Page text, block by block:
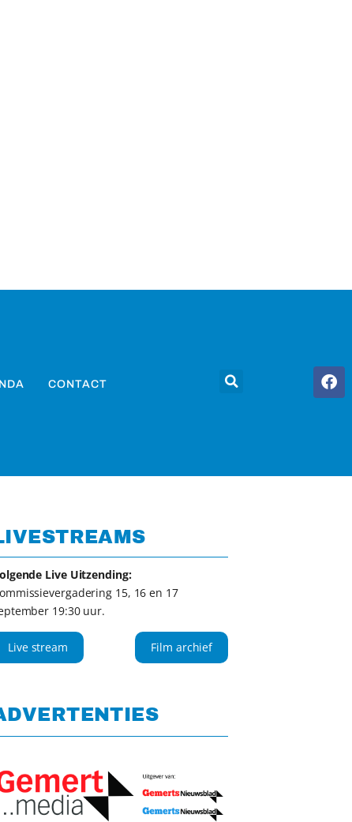
CONTACT
Live Uitzending:
15, 16 en 17
19:30 uur.
Live stream Film archief